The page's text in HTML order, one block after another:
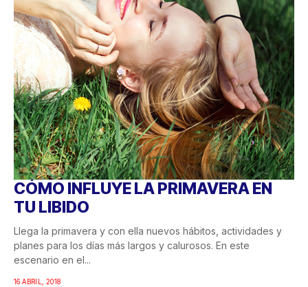
CÓMO INFLUYE LA PRIMAVERA EN
TU LIBIDO
Llega la primavera y con ella nuevos hábitos, actividades y
planes para los días más largos y calurosos. En este
escenario en el...
16 ABRIL, 2018